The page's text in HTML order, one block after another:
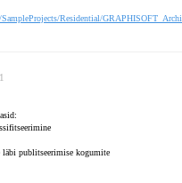
Residential/
publitseerimise kogumite